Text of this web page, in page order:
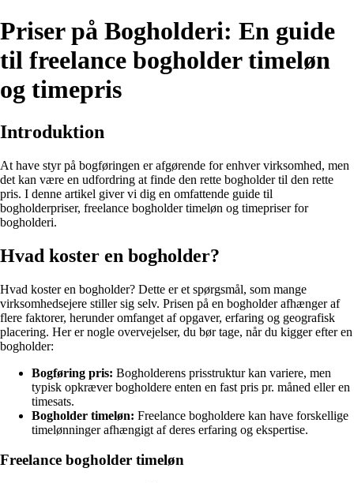
Priser på Bogholderi: En guide
til freelance bogholder timeløn
og timepris
Introduktion
At have styr på bogføringen er afgørende for enhver virksomhed, men
det kan være en udfordring at finde den rette bogholder til den rette
pris. I denne artikel giver vi dig en omfattende guide til
bogholderpriser, freelance bogholder timeløn og timepriser for
bogholderi.
Hvad koster en bogholder?
Hvad koster en bogholder? Dette er et spørgsmål, som mange
virksomhedsejere stiller sig selv. Prisen på en bogholder afhænger af
flere faktorer, herunder omfanget af opgaver, erfaring og geografisk
placering. Her er nogle overvejelser, du bør tage, når du kigger efter en
bogholder:
Bogføring pris: Bogholderens prisstruktur kan variere, men
typisk opkræver bogholdere enten en fast pris pr. måned eller en
timesats.
Bogholder timeløn: Freelance bogholdere kan have forskellige
timelønninger afhængigt af deres erfaring og ekspertise.
Freelance bogholder timeløn